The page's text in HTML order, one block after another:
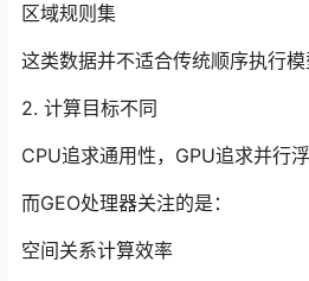
区域规则集
这类数据并不适合传统顺序执行模
2. 计算目标不同
CPU追求通用性，GPU追求并行
而GEO处理器关注的是：
空间关系计算效率